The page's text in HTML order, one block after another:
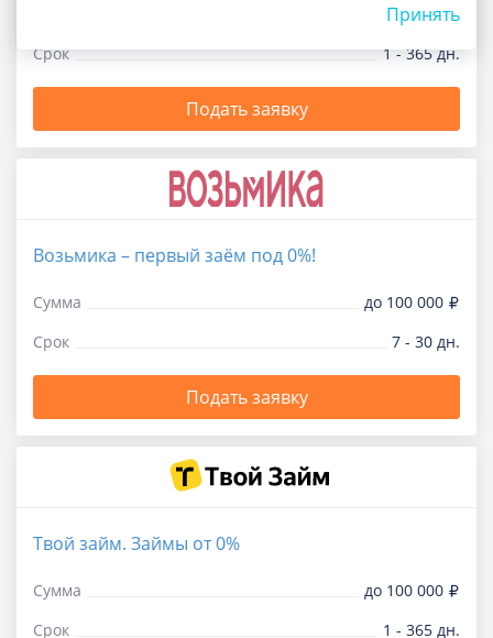
до 100 000
Срок
1 - 365 дн.
Подать заявку
Возьмика – первый заём под 0%!
Сумма
до 100 000
Срок
7 - 30 дн.
Подать заявку
Твой займ. Займы от 0%
Сумма
до 100 000
Срок
1 - 365 дн.
Принять